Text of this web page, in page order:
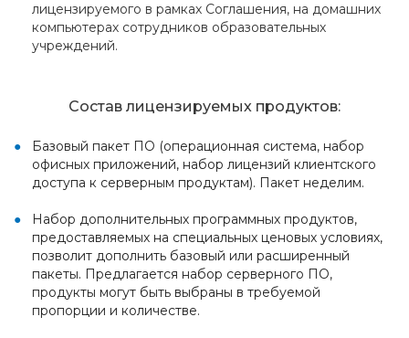
лицензируемого в рамках Соглашения, на домашних
компьютерах сотрудников образовательных
учреждений.
Состав лицензируемых продуктов:
Базовый пакет ПО (операционная система, набор
офисных приложений, набор лицензий клиентского
доступа к серверным продуктам). Пакет неделим.
Набор дополнительных программных продуктов,
предоставляемых на специальных ценовых условиях,
позволит дополнить базовый или расширенный
пакеты. Предлагается набор серверного ПО,
продукты могут быть выбраны в требуемой
пропорции и количестве.